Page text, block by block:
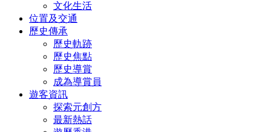
文化生活
位置及交通
歷史傳承
歷史軌跡
歷史焦點
歷史導賞
成為導賞員
遊客資訊
探索元創方
最新熱話